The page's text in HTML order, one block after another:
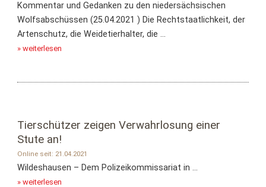
Kommentar und Gedanken zu den niedersächsischen
Wolfsabschüssen (25.04.2021 ) Die Rechtstaatlichkeit, der
Artenschutz, die Weidetierhalter, die ...
» weiterlesen
Tierschützer zeigen Verwahrlosung einer
Stute an!
Online seit: 21.04.2021
Wildeshausen – Dem Polizeikommissariat in ...
» weiterlesen